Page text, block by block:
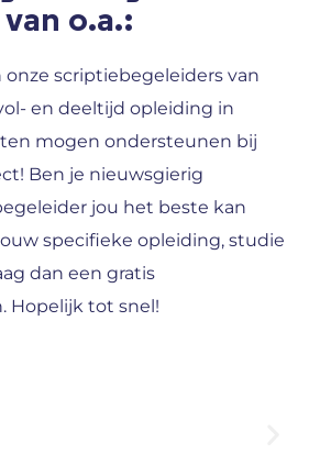
o.a.:
scriptiebegeleiders van
en deeltijd opleiding in
mogen ondersteunen bij
Ben je nieuwsgierig
jou het beste kan
specifieke opleiding, studie
dan een gratis
Hopelijk tot snel!